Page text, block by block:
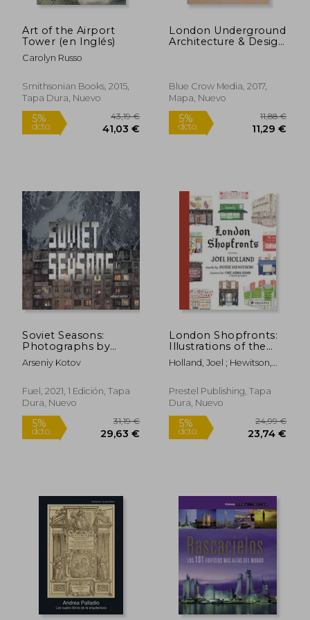
Art of the Airport
Tower (en Inglés)
Carolyn Russo
Smithsonian Books, 2015,
Tapa Dura, Nuevo
5%
dcto.
London Underground
Architecture & Design
Blue Crow Media, 2017,
Mapa, Nuevo
5%
dcto.
Soviet Seasons:
Photographs by
Arseniy Kotov (en
Inglés)
Arseniy Kotov
Fuel, 2021, 1 Edición, Tapa
Dura, Nuevo
London Shopfronts:
Illustrations of the
City's Best-Loved
Spots (en Inglés)
Holland, Joel ; Hewitson,
Prestel Publishing, Tapa
Dura, Nuevo